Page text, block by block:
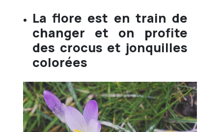
La flore est en train de
changer et on profite
des crocus et jonquilles
colorées